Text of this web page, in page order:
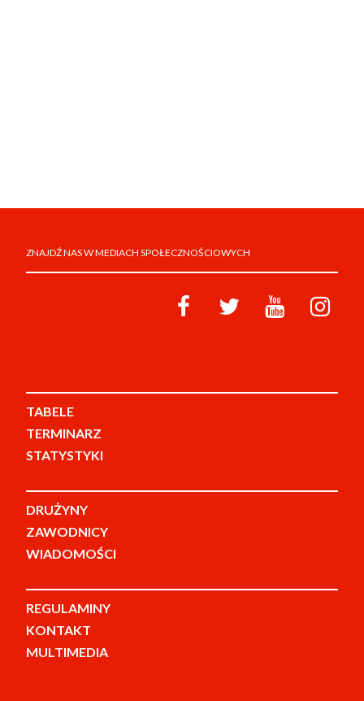
ZNAJDŹ NAS W MEDIACH SPOŁECZNOŚCIOWYCH
TABELE
TERMINARZ
STATYSTYKI
DRUŻYNY
ZAWODNICY
WIADOMOŚCI
REGULAMINY
KONTAKT
MULTIMEDIA